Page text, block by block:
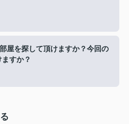
屋を探して頂けますか？今回の
すか？